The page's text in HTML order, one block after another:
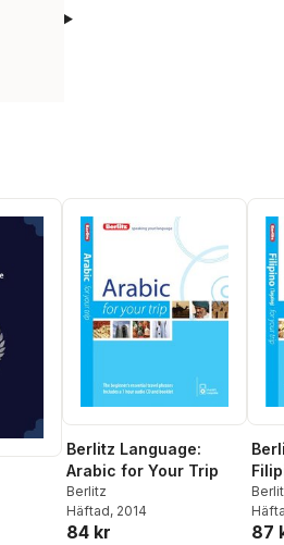
Berlitz Language:
Arabic for Your Trip
Berlitz
Häftad, 2014
84 kr 87